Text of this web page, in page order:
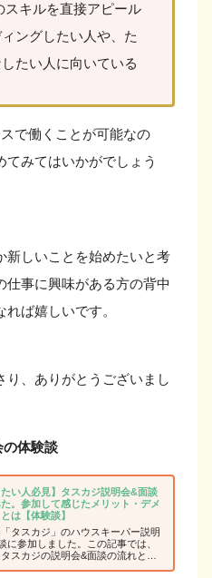
キルを直接アピール
ングしたい人や、た
たい人に向いている
で働くことが可能なの
みてはいかがでしょう
新しいことを始めたいと考
仕事に興味がある方の背中
ば嬉しいです。
り、ありがとうございまし
体験談
たい人必見】タスカジ説明会&面談
た。参加して感じたメリット・デメ
は【体験談】
タスカジ」のハウスキーパー説明
に参加しました。この記事では、
スカジの説明会&面談の流れと、